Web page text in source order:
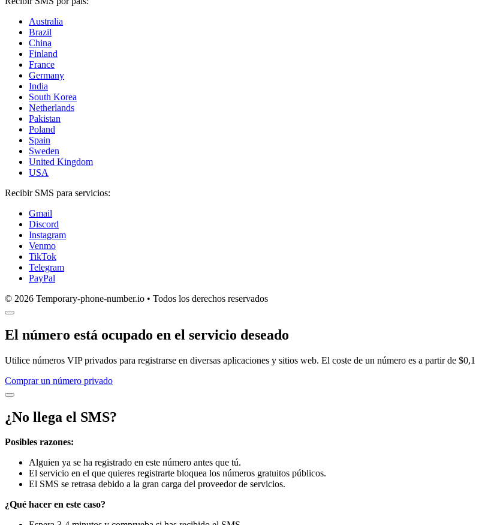
Australia
Brazil
China
Finland
France
Germany
India
South Korea
Netherlands
Pakistan
Poland
Spain
Sweden
United Kingdom
USA
Recibir SMS para servicios:
Gmail
Discord
Instagram
Venmo
TikTok
Telegram
PayPal
© 2026 Temporary-phone-number.io • Todos los derechos reservados
El número está ocupado en el servicio deseado
Utilice números VIP privados para registrarse en diversas aplicaciones y sitios web. El coste de un número es a partir de $0,1
Comprar un número privado
¿No llega el SMS?
Posibles razones:
Alguien ya se ha registrado en este número antes que tú.
El servicio en el que quieres registrarte bloquea los números gratuitos públicos.
El SMS se retrasa debido a la gran carga del proveedor de servicios.
¿Qué hacer en este caso?